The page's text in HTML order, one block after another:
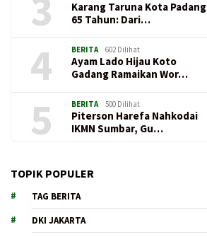
Karang Taruna Kota Padang
65 Tahun: Dari…
4 BERITA 602 Dilihat
Ayam Lado Hijau Koto
Gadang Ramaikan Wor…
5 BERITA 500 Dilihat
Piterson Harefa Nahkodai
IKMN Sumbar, Gu…
TOPIK POPULER
TAG BERITA
DKI JAKARTA